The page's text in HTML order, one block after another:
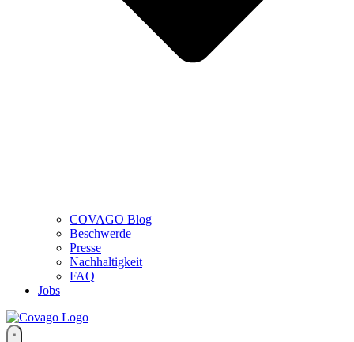
COVAGO Blog
Beschwerde
Presse
Nachhaltigkeit
FAQ
Jobs